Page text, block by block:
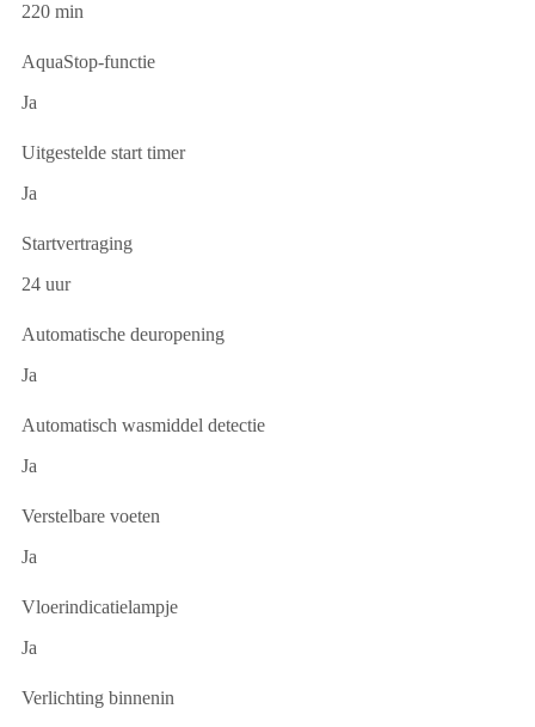
220 min
AquaStop-functie
Ja
Uitgestelde start timer
Ja
Startvertraging
24 uur
Automatische deuropening
Ja
Automatisch wasmiddel detectie
Ja
Verstelbare voeten
Ja
Vloerindicatielampje
Ja
Verlichting binnenin